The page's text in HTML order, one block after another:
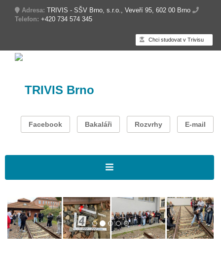
Adresa: TRIVIS - SŠV Brno, s.r.o., Veveří 95, 602 00 Brno
Telefon: +420 734 574 345
Chci studovat v Trivisu
TRIVIS Brno
Facebook Bakaláři Rozvrhy E-mail